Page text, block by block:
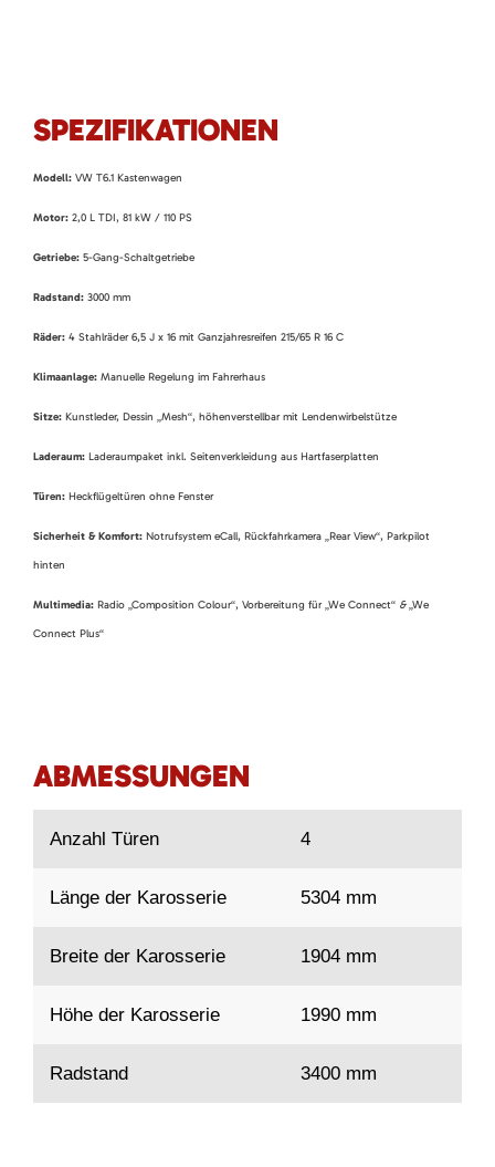
SPEZIFIKATIONEN
Modell: VW T6.1 Kastenwagen
Motor: 2,0 L TDI, 81 kW / 110 PS
Getriebe: 5-Gang-Schaltgetriebe
Radstand: 3000 mm
Räder: 4 Stahlräder 6,5 J x 16 mit Ganzjahresreifen 215/65 R 16 C
Klimaanlage: Manuelle Regelung im Fahrerhaus
Sitze: Kunstleder, Dessin „Mesh“, höhenverstellbar mit Lendenwirbelstütze
Laderaum: Laderaumpaket inkl. Seitenverkleidung aus Hartfaserplatten
Türen: Heckflügeltüren ohne Fenster
Sicherheit & Komfort: Notrufsystem eCall, Rückfahrkamera „Rear View“, Parkpilot
hinten
Multimedia: Radio „Composition Colour“, Vorbereitung für „We Connect“ &„We
Connect Plus“
ABMESSUNGEN
Anzahl Türen 4
Länge der Karosserie 5304 mm
Breite der Karosserie 1904 mm
Höhe der Karosserie 1990 mm
Radstand 3400 mm